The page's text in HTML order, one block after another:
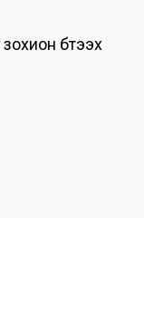
зохион бүтээх